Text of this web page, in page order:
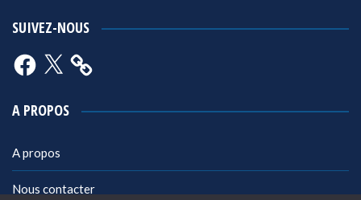
SUIVEZ-NOUS
Facebook
X
A PROPOS
A propos
Nous contacter